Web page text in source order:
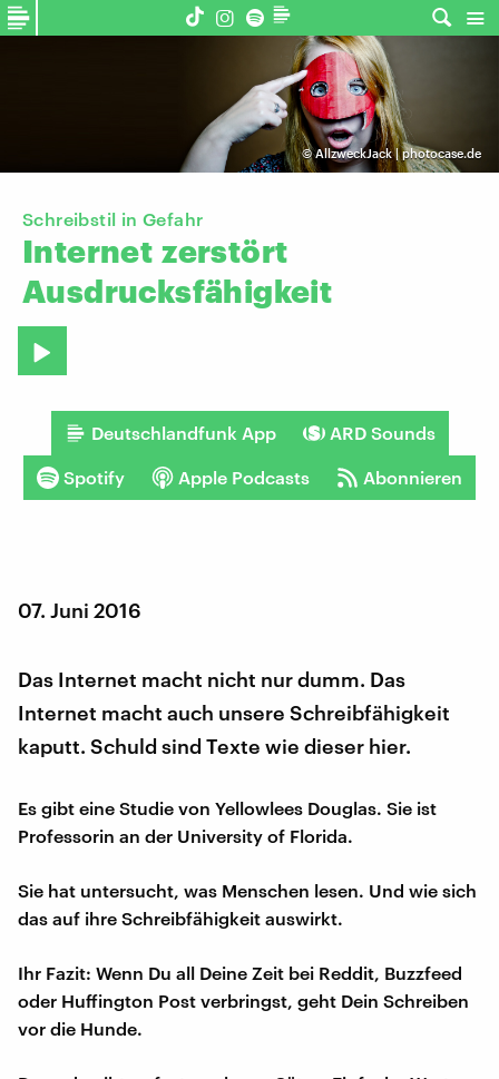
©AllzweckJack | photocase.de
Schreibstil in Gefahr
Internet zerstört
Ausdrucksfähigkeit
Deutschlandfunk App ARD Sounds
Spotify Apple Podcasts Abonnieren
07. Juni 2016
Das Internet macht nicht nur dumm. Das
Internet macht auch unsere Schreibfähigkeit
kaputt. Schuld sind Texte wie dieser hier.
Es gibt eine Studie von Yellowlees Douglas. Sie ist
Professorin an der University of Florida.
Sie hat untersucht, was Menschen lesen. Und wie sich
das auf ihre Schreibfähigkeit auswirkt.
Ihr Fazit: Wenn Du all Deine Zeit bei Reddit, Buzzfeed
oder Huffington Post verbringst, geht Dein Schreiben
vor die Hunde.